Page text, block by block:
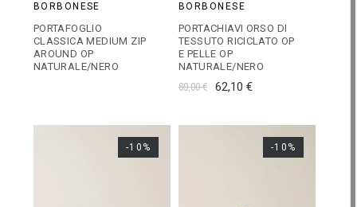
BORBONESE
PORTAFOGLIO
CLASSICA MEDIUM ZIP
AROUND OP
NATURALE/NERO
BORBONESE
PORTACHIAVI ORSO DI
TESSUTO RICICLATO OP
E PELLE OP
NATURALE/NERO
69,00 € 62,10 €
-10% -10%